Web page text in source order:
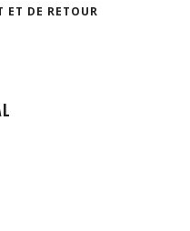
ET DE RETOUR